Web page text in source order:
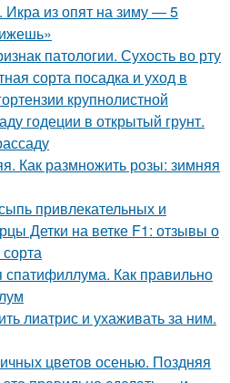
Икра из опят на зиму — 5
патологии. Сухость во рту
сорта посадка и уход в
крупнолистной
годеции в открытый грунт.
Как размножить розы: зимняя
привлекательных и
Детки на ветке F1: отзывы о
Как правильно
лиатрис и ухаживать за ним.
цветов осенью. Поздняя